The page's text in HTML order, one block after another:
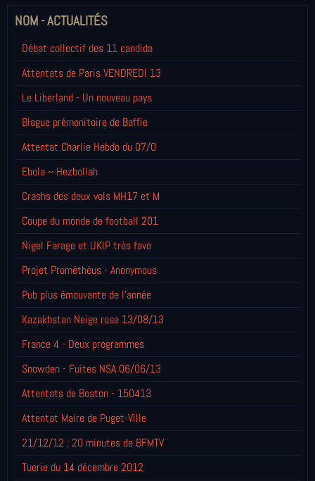
NOM - ACTUALITÉS
Débat collectif des 11 candida
Attentats de Paris VENDREDI 13
Le Liberland - Un nouveau pays
Blague prémonitoire de Baffie
Attentat Charlie Hebdo du 07/0
Ebola ~ Hezbollah
Crashs des deux vols MH17 et M
Coupe du monde de football 201
Nigel Farage et UKIP très favo
Projet Prométhéus - Anonymous
Pub plus émouvante de l'année
Kazakhstan Neige rose 13/08/13
France 4 - Deux programmes
Snowden - Fuites NSA 06/06/13
Attentats de Boston - 150413
Attentat Maire de Puget-Ville
21/12/12 : 20 minutes de BFMTV
Tuerie du 14 décembre 2012